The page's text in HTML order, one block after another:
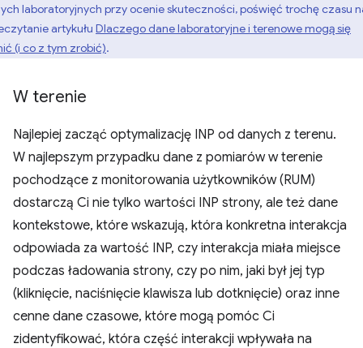
laboratoryjnych przy ocenie skuteczności, poświęć trochę czasu
artykułu Dlaczego dane laboratoryjne i terenowe mogą się
(i co z tym zrobić).
W terenie
Najlepiej zacząć optymalizację INP od danych z terenu.
W najlepszym przypadku dane z pomiarów w terenie
pochodzące z monitorowania użytkowników (RUM)
dostarczą Ci nie tylko wartości INP strony, ale też dane
kontekstowe, które wskazują, która konkretna interakcja
odpowiada za wartość INP, czy interakcja miała miejsce
podczas ładowania strony, czy po nim, jaki był jej typ
(kliknięcie, naciśnięcie klawisza lub dotknięcie) oraz inne
cenne dane czasowe, które mogą pomóc Ci
zidentyfikować, która część interakcji wpływała na